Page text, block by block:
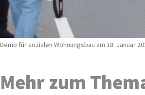
Demo für sozialen Wohnungsbau am 18. Januar
Mehr zum